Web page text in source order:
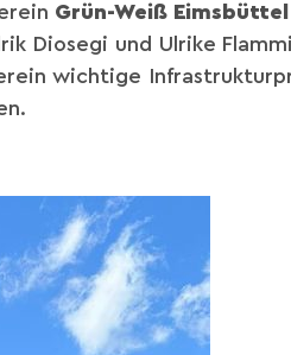
Grün-Weiß Eimsbüttel
Diosegi und Ulrike
wichtige